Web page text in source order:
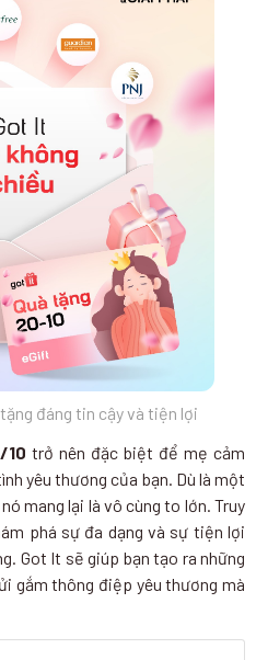
đáng tin cậy và tiện lợi
10 trở nên đặc biệt để mẹ cảm
yêu thương của bạn. Dù là một
mang lại là vô cùng to lớn. Truy
phá sự đa dạng và sự tiện lợi
Got It sẽ giúp bạn tạo ra những
gắm thông điệp yêu thương mà